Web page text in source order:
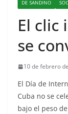
DE SANDINO
El clic
se
10 de febrero
El Día de
Cuba no se
bajo el peso